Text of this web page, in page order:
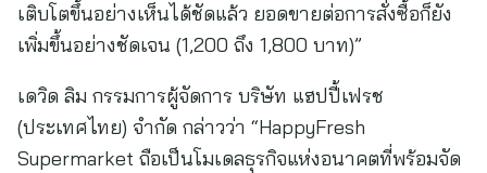
เติบโตขึ้นอย่างเห็นได้ชัดแล้ว ยอดขายต่อการสั่งซื้อก็ยัง
เพิ่มขึ้นอย่างชัดเจน (1,200 ถึง 1,800 บาท)”
เดวิด ลิม กรรมการผู้จัดการ บริษัท แฮปปี้เฟรช
(ประเทศไทย) จำกัด กล่าวว่า “HappyFresh
Supermarket ถือเป็นโมเดลธุรกิจแห่งอนาคตที่พร้อมจัด